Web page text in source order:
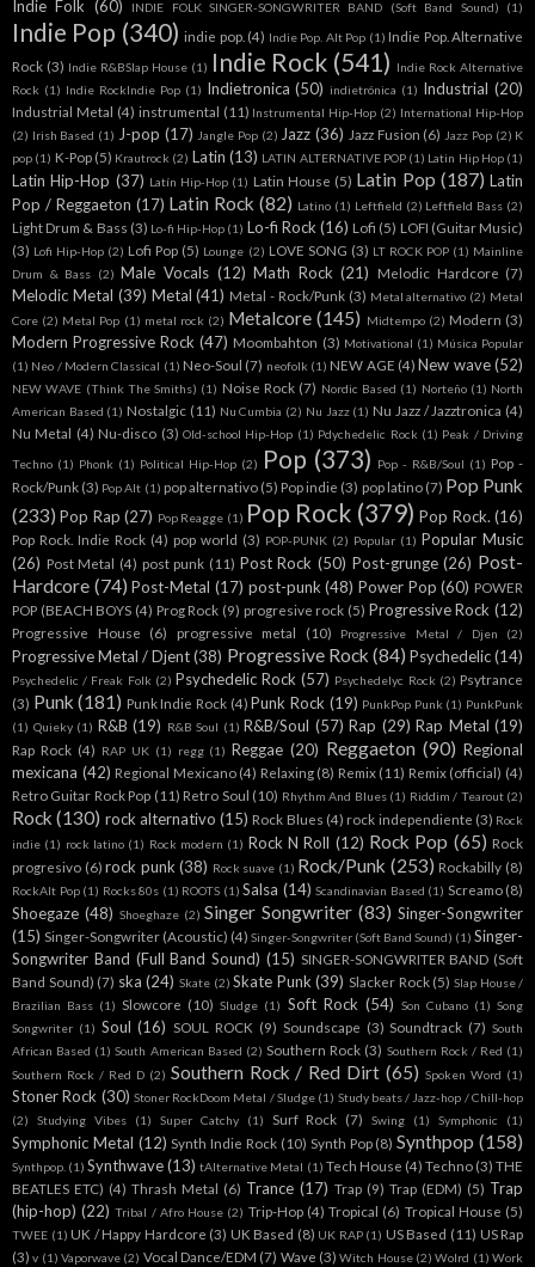
Indie Folk (60) INDIE FOLK SINGER-SONGWRITER BAND (Soft Band Sound) (1)
Indie Pop (340) indie pop. (4) Indie Pop. Alt Pop (1) Indie Pop. Alternative
Rock (3) Indie R&BSlap House (1) Indie Rock (541) Indie Rock Alternative
Rock (1) Indie RockIndie Pop (1) Indietronica (50) indietrónica (1) Industrial (20)
Industrial Metal (4) instrumental (11) Instrumental Hip-Hop (2) International Hip-Hop
(2) Irish Based (1) J-pop (17) Jangle Pop (2) Jazz (36) Jazz Fusion (6) Jazz Pop (2) K
pop (1) K-Pop (5) Krautrock (2) Latin (13) LATIN ALTERNATIVE POP (1) Latin Hip Hop (1)
Latin Hip-Hop (37) Latín Hip-Hop (1) Latin House (5) Latin Pop (187) Latin
Pop / Reggaeton (17) Latin Rock (82) Latino (1) Leftfield (2) Leftfield Bass (2)
Light Drum & Bass (3) Lo-fi Hip-Hop (1) Lo-fi Rock (16) Lofi (5) LOFI (Guitar Music)
(3) Lofi Hip-Hop (2) Lofi Pop (5) Lounge (2) LOVE SONG (3) LT ROCK POP (1) Mainline
Drum & Bass (2) Male Vocals (12) Math Rock (21) Melodic Hardcore (7)
Melodic Metal (39) Metal (41) Metal - Rock/Punk (3) Metal alternativo (2) Metal
Core (2) Metal Pop (1) metal rock (2) Metalcore (145) Midtempo (2) Modern (3)
Modern Progressive Rock (47) Moombahton (3) Motivational (1) Música Popular
(1) Neo / Modern Classical (1) Neo-Soul (7) neofolk (1) NEW AGE (4) New wave (52)
NEW WAVE (Think The Smiths) (1) Noise Rock (7) Nordic Based (1) Norteño (1) North
American Based (1) Nostalgic (11) Nu Cumbia (2) Nu Jazz (1) Nu Jazz / Jazztronica (4)
Nu Metal (4) Nu-disco (3) Old-school Hip-Hop (1) Pdychedelic Rock (1) Peak / Driving
Techno (1) Phonk (1) Political Hip-Hop (2) Pop (373) Pop - R&B/Soul (1) Pop -
Rock/Punk (3) Pop Alt (1) pop alternativo (5) Pop indie (3) pop latino (7) Pop Punk
(233) Pop Rap (27) Pop Reagge (1) Pop Rock (379) Pop Rock. (16)
Pop Rock. Indie Rock (4) pop world (3) POP-PUNK (2) Popular (1) Popular Music
(26) Post Metal (4) post punk (11) Post Rock (50) Post-grunge (26) Post-
Hardcore (74) Post-Metal (17) post-punk (48) Power Pop (60) POWER
POP (BEACH BOYS (4) Prog Rock (9) progresive rock (5) Progressive Rock (12)
Progressive House (6) progressive metal (10) Progressive Metal / Djen (2)
Progressive Metal / Djent (38) Progressive Rock (84) Psychedelic(14)
Psychedelic / Freak Folk (2) Psychedelic Rock (57) Psychedelyc Rock (2) Psytrance
(3) Punk (181) Punk Indie Rock (4) Punk Rock (19) PunkPop Punk (1) PunkPunk
(1) Quieky (1) R&B (19) R&B Soul (1) R&B/Soul (57) Rap (29) Rap Metal (19)
Rap Rock (4) RAP UK (1) regg (1) Reggae (20) Reggaeton (90) Regional
mexicana (42) Regional Mexicano (4) Relaxing (8) Remix (11) Remix (official) (4)
Retro Guitar Rock Pop (11) Retro Soul (10) Rhythm And Blues (1) Riddim / Tearout (2)
Rock (130) rock alternativo (15) Rock Blues (4) rock independiente (3) Rock
indie (1) rock latino (1) Rock modern (1) Rock N Roll (12) Rock Pop (65) Rock
progresivo (6) rock punk (38) Rock suave (1) Rock/Punk (253) Rockabilly (8)
RockAlt Pop (1) Rocks 80s (1) ROOTS (1) Salsa (14) Scandinavian Based (1) Screamo (8)
Shoegaze (48) Shoeghaze (2) Singer Songwriter (83) Singer-Songwriter
(15) Singer-Songwriter (Acoustic) (4) Singer-Songwriter (Soft Band Sound) (1) Singer-
Songwriter Band (Full Band Sound) (15) SINGER-SONGWRITER BAND (Soft
Band Sound) (7) ska (24) Skate (2) Skate Punk (39) Slacker Rock (5) Slap House /
Brazilian Bass (1) Slowcore (10) Sludge (1) Soft Rock (54) Son Cubano (1) Song
Songwriter (1) Soul (16) SOUL ROCK (9) Soundscape (3) Soundtrack (7) South
African Based (1) South American Based (2) Southern Rock (3) Southern Rock / Red (1)
Southern Rock / Red D (2) Southern Rock / Red Dirt (65) Spoken Word (1)
Stoner Rock (30) Stoner RockDoom Metal / Sludge (1) Study beats / Jazz-hop / Chill-hop
(2)
Studying Vibes (1) Super Catchy (1) Surf Rock (7) Swing (1) Symphonic (1)
Symphonic Metal (12) Synth Indie Rock (10) Synth Pop (8) Synthpop (158)
Synthpop. (1) Synthwave (13) tAlternative Metal (1) Tech House (4) Techno (3) THE
BEATLES ETC) (4) Thrash Metal (6) Trance (17) Trap (9) Trap (EDM) (5) Trap
(hip-hop) (22) Tribal / Afro House (2) Trip-Hop (4) Tropical (6) Tropical House (5)
TWEE (1) UK / Happy Hardcore (3) UK Based (8) UK RAP (1) US Based (11) US Rap
(3) v (1) Vaporwave (2) Vocal Dance/EDM (7) Wave (3) Witch House (2) Wolrd (1) Work